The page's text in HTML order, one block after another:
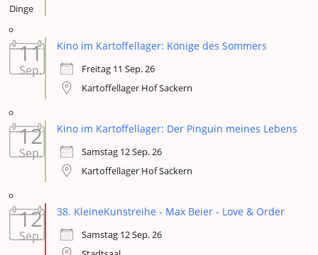
11
Sep.
Kino im Kartoffellager: Könige des Sommers
Freitag 11 Sep. 26
Kartoffellager Hof Sackern
12
Sep.
Kino im Kartoffellager: Der Pinguin meines Lebens
Samstag 12 Sep. 26
Kartoffellager Hof Sackern
12
Sep.
38. KleineKunstreihe - Max Beier - Love & Order
Samstag 12 Sep. 26